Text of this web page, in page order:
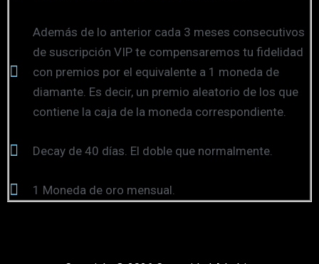
Además de lo anterior cada 3 meses consecutivos
de suscripción VIP te compensaremos tu fidelidad
con premios por el equivalente a 1 moneda de
diamante. Es decir, un premio aleatorio de los que
contiene la caja de la moneda correspondiente.
Decay de 40 días. El doble que normalmente.
1 Moneda de oro mensual.